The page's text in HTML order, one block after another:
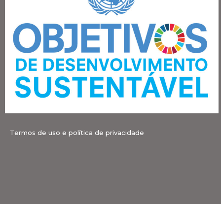
Termos de uso e política de privacidade